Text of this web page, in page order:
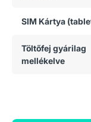
SIM Kártya
Töltőfej gyárilag
mellékelve